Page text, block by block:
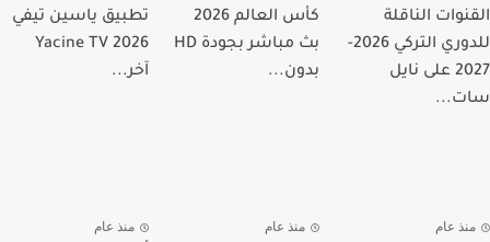
الناقلة
للدوري التركي 2026-
2027 على نايل
كأس العالم 2026
بث مباشر بجودة HD
بدون...
تطبيق ياسين تيفي
Yacine TV 2026
آخر...
عام منذ عام منذ عام